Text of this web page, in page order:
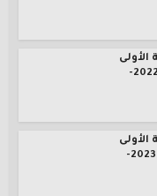
المستوى الخامس 2022-
المستوى السادس 2023-